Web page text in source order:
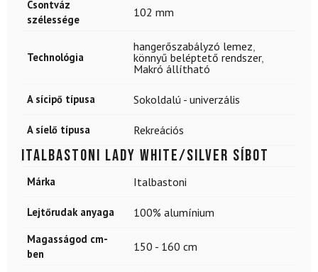
Csontváz
szélessége
102 mm
Technológia
hangerőszabályzó lemez
könnyű beléptető rendszer,
Makró állítható
A sícipő típusa Sokoldalú - univerzális
A síelő típusa Rekreációs
ITALBASTONI Lady White/Silver síbot
Márka Italbastoni
Lejtőrudak anyaga 100% alumínium
Magasságod cm-
ben
150 - 160 cm